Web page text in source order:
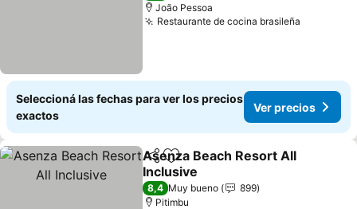
João Pessoa
Restaurante de cocina brasileña
Seleccioná las fechas para ver los precios
exactos
Ver precios
CompartirAñadir a favoritos
Asenza Beach Resort All
Inclusive
Ver precios
8,4 Muy bueno
899
Pitimbu